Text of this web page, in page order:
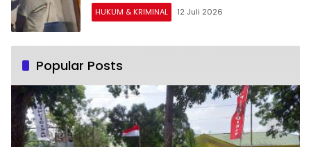
HUKUM & KRIMINAL 12 Juli 2026
Popular Posts